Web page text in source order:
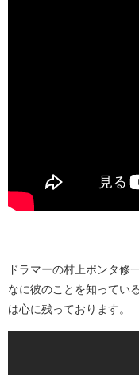
ドラマーの村上ポンタ修
なに彼のことを知ってい
は心に残っております。